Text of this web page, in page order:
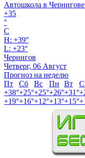
Автошкола в
+35
°
C
H: +39°
L: +23°
Чернигов
Четверг, 06 Август
Прогноз на неделю
Пт
Сб Вс Пн Вт
+38°+25°+25°+26°+31°+
+19°+16°+12°+13°+15°+